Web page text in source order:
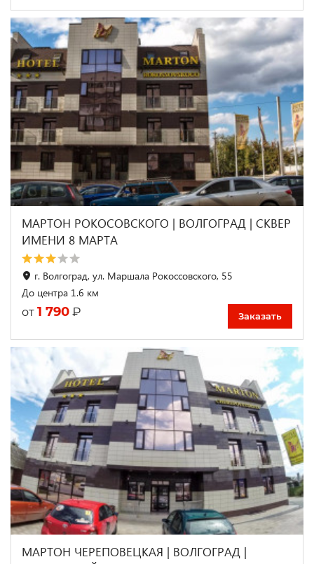
МАРТОН РОКОСОВСКОГО | ВОЛГОГРАД | СКВЕР
ИМЕНИ 8 МАРТА
г. Волгоград, ул. Маршала Рокоссовского, 55
До центра 1.6 км
от 1 790 ₽ Заказать
МАРТОН ЧЕРЕПОВЕЦКАЯ | ВОЛГОГРАД |